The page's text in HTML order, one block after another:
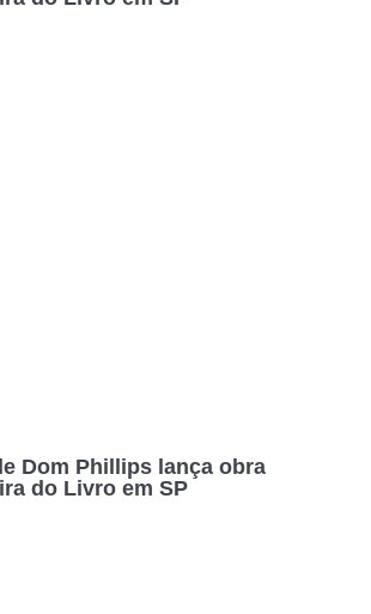
Dom Phillips lança obra
do Livro em SP